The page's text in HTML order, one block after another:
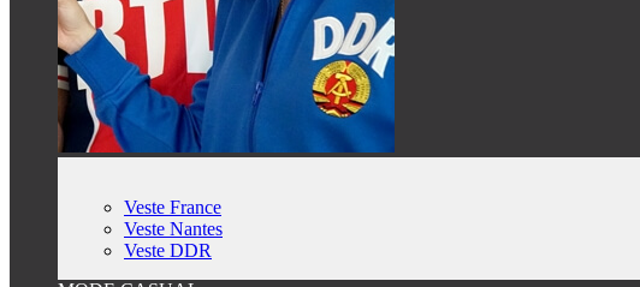
Veste France
Veste Nantes
Veste DDR